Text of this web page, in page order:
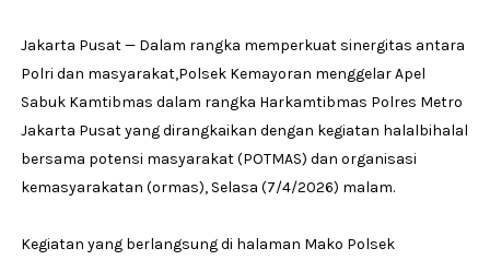
Jakarta Pusat — Dalam rangka memperkuat sinergitas antara
Polri dan masyarakat,Polsek Kemayoran menggelar Apel
Sabuk Kamtibmas dalam rangka Harkamtibmas Polres Metro
Jakarta Pusat yang dirangkaikan dengan kegiatan halalbihalal
bersama potensi masyarakat (POTMAS) dan organisasi
kemasyarakatan (ormas), Selasa (7/4/2026) malam.
Kegiatan yang berlangsung di halaman Mako Polsek